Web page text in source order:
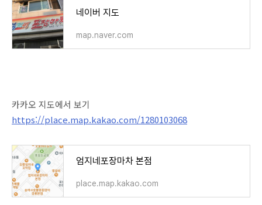
네이버 지도
map.naver.com
카카오 지도에서 보기
https://place.map.kakao.com/1280103068
엄지네포장마차 본점
place.map.kakao.com